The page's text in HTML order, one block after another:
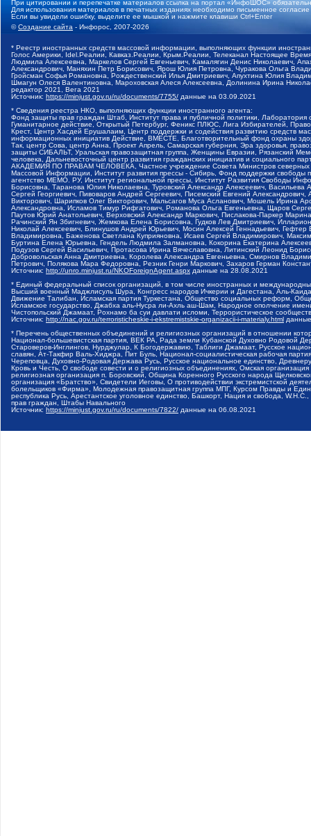
При цитировании и перепечатке материалов ссылка на портал «ИнфоШОС»
Для использования материалов в печатных изданиях необходимо письменное
Если вы увидели ошибку, выделите ее мышкой и нажмите клавиши Ctrl+Enter
©Создание сайта - Инфорос, 2007-2026
* Реестр иностранных средств массовой информации, выполняющих функции
Голос Америки, Idel.Реалии, Кавказ.Реалии, Крым.Реалии, Телеканал Настоящее
Людмила Алексеевна, Маркелов Сергей Евгеньевич, Камалягин Денис Николаевич,
Александрович, Маняхин Петр Борисович, Ярош Юлия Петровна, Чуракова Ольга
Гройсман Софья Романовна, Рождественский Илья Дмитриевич, Апухтина Юлия
Шмагун Олеся Валентиновна, Мароховская Алеся Алексеевна, Долинина Ирина
редактор 2021, Вега 2021
Источник: https://minjust.gov.ru/ru/documents/7755/ данные на 03.09.2021
* Сведения реестра НКО, выполняющих функции иностранного агента:
Фонд защиты прав граждан Штаб, Институт права и публичной политики,
Гуманитарное действие, Открытый Петербург, Феникс ПЛЮС, Лига Избирателей,
Крест, Центр Хасдей Ерушалаим, Центр поддержки и содействия развитию средств
информационных инициатив Действие, ВМЕСТЕ, Благотворительный фонд охраны
Так, центр Сова, центр Анна, Проект Апрель, Самарская губерния, Эра здоровья,
защиты СИБАЛЬТ, Уральская правозащитная группа, Женщины Евразии, Рязанский
человека, Дальневосточный центр развития гражданских инициатив и социального
АКАДЕМИЯ ПО ПРАВАМ ЧЕЛОВЕКА, Частное учреждение Совета Министров северных
Массовой Информации, Институт развития прессы - Сибирь, Фонд поддержки
агентство МЕМО. РУ, Институт региональной прессы, Институт Развития Свободы
Борисовна, Таранова Юлия Николаевна, Туровский Александр Алексеевич,
Сергей Георгиевич, Пивоваров Андрей Сергеевич, Писемский Евгений
Викторович, Шарипков Олег Викторович, Мальсагов Муса Асланович, Мошель Ирина
Александровна, Исламов Тимур Рифгатович, Романова Ольга Евгеньевна, Щаров
Паутов Юрий Анатольевич, Верховский Александр Маркович, Пислакова-Паркер
Рачинский Ян Збигневич, Жемкова Елена Борисовна, Гудков Лев Дмитриевич,
Николай Алексеевич, Блинушов Андрей Юрьевич, Мосин Алексей Геннадьевич,
Владимировна, Баженова Светлана Куприяновна, Исаев Сергей Владимирович,
Буртина Елена Юрьевна, Гендель Людмила Залмановна, Кокорина Екатерина
Подузов Сергей Васильевич, Протасова Ирина Вячеславовна, Литинский Леонид
Добровольская Анна Дмитриевна, Королева Александра Евгеньевна, Смирнов
Петрович, Полякова Мара Федоровна, Резник Генри Маркович, Захаров Герман
Источник: http://unro.minjust.ru/NKOForeignAgent.aspx данные на 28.08.2021
* Единый федеральный список организаций, в том числе иностранных и
Высший военный Маджлисуль Шура, Конгресс народов Ичкерии и Дагестана, Аль-
Движение Талибан, Исламская партия Туркестана, Общество социальных реформ,
Исламское государство, Джабха аль-Нусра ли-Ахль аш-Шам, Народное ополчение
Чистопольский Джамаат, Рохнамо ба суи давлати исломи, Террористическое
Источник: http://nac.gov.ru/terroristicheskie-i-ekstremistskie-organizacii-i-materialy.html
* Перечень общественных объединений и религиозных организаций в отношении
Национал-большевистская партия, ВЕК РА, Рада земли Кубанской Духовно Родовой
Староверов-Инглингов, Нурджулар, К Богодержавию, Таблиги Джамаат, Русское
славян, Ат-Такфир Валь-Хиджра, Пит Буль, Национал-социалистическая рабочая
Череповца, Духовно-Родовая Держава Русь, Русское национальное единство,
Кровь и Честь, О свободе совести и о религиозных объединениях, Омская
религиозная организация п. Боровский, Община Коренного Русского народа
организация «Братство», Свидетели Иеговы, О противодействии экстремистской
болельщиков «Фирма», Молодежная правозащитная группа МПГ, Курсом Правды и
республика Русь, Арестантское уголовное единство, Башкорт, Нация и свобода,
прав граждан, Штабы Навального
Источник: https://minjust.gov.ru/ru/documents/7822/ данные на 06.08.2021